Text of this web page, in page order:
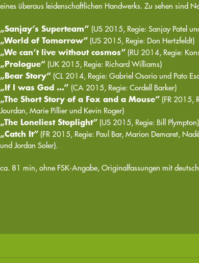
eines überaus leidenschaftlichen Handwerks. Zu sehen sind
„Sanjay’s Superteam” (US 2015, Regie: Sanjay Patel
„World of Tomorrow”(US 2015, Regie: Don Hertzfeldt)
„We can’t live without cosmos”(RU 2014, Regie:
„Prologue“(UK 2015, Regie: Richard Williams)
„Bear Story“(CL 2014, Regie: Gabriel Osorio und Pato
„If I was God …” (CA 2015, Regie: Cordell Barker)
„The Short Story of a Fox and a Mouse”(FR 2015,
Jourdan, Marie Pillier und Kevin Roger)
„The Loneliest Stoplight”(US 2015, Regie: Bill Plympton)
„Catch It”(FR 2015, Regie: Paul Bar, Marion Demaret,
und Jordan Soler).
ca. 81 min, ohne FSK-Angabe, Originalfassungen mit